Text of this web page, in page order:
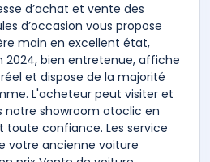
d’achat et vente des
d’occasion vous propose
main en excellent état,
2024, bien entretenue, affiche
et dispose de la majorité
L'acheteur peut visiter et
notre showroom otoclic en
confiance. Les service
votre ancienne voiture